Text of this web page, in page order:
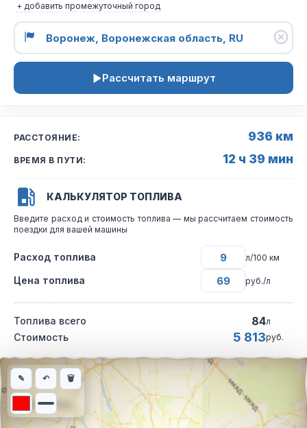
+ добавить промежуточный город
Рассчитать маршрут
РАССТОЯНИЕ: 936 км
ВРЕМЯ В ПУТИ: 12 ч 39 мин
КАЛЬКУЛЯТОР ТОПЛИВА
Введите расход и стоимость топлива — мы рассчитаем стоимость
поездки для вашей машины
Расход топлива л/100 км
Цена топлива руб./л
Топлива всего 84л
Стоимость 5 813руб.
Интерактивная карта автомобильного маршрута из города
✎ ↶ 🗑